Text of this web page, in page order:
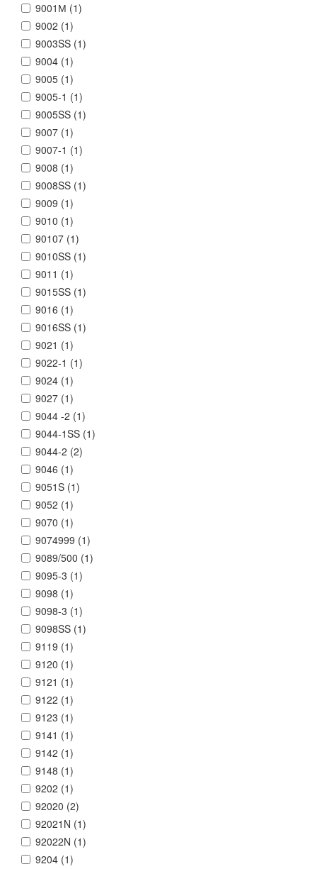
9001М (1)
9002 (1)
9003SS (1)
9004 (1)
9005 (1)
9005-1 (1)
9005SS (1)
9007 (1)
9007-1 (1)
9008 (1)
9008SS (1)
9009 (1)
9010 (1)
90107 (1)
9010SS (1)
9011 (1)
9015SS (1)
9016 (1)
9016SS (1)
9021 (1)
9022-1 (1)
9024 (1)
9027 (1)
9044 -2 (1)
9044-1SS (1)
9044-2 (2)
9046 (1)
9051S (1)
9052 (1)
9070 (1)
9074999 (1)
9089/500 (1)
9095-3 (1)
9098 (1)
9098-3 (1)
9098SS (1)
9119 (1)
9120 (1)
9121 (1)
9122 (1)
9123 (1)
9141 (1)
9142 (1)
9148 (1)
9202 (1)
92020 (2)
92021N (1)
92022N (1)
9204 (1)